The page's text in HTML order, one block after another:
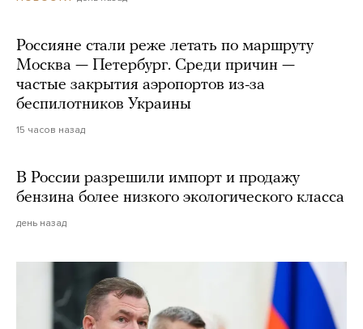
Россияне стали реже летать по маршруту
Москва — Петербург. Среди причин —
частые закрытия аэропортов из-за
беспилотников Украины
15 часов назад
В России разрешили импорт и продажу
бензина более низкого экологического класса
день назад